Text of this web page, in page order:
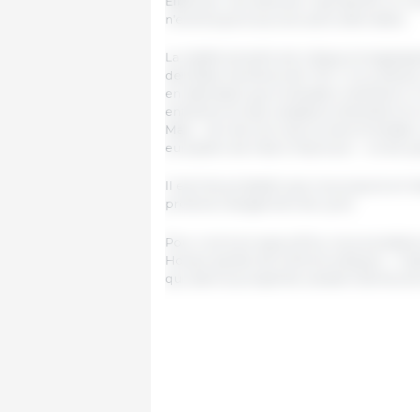
n’entrevoyons aucune autre alternative.
La réalité actuelle est critique et
des États membres de l’UE. Il n’y a
en attendant que la situation s’améliore.
entraîneront des cessations d’activité et
Mais… rien de tout cela ne sera immédiat.
européen est mise à l’épreuve — et de
Il est très probable que nous soyons en
profond changement de cycle.
Pour conclure aujourd’hui, nous
Horace (poète de la Rome antique) : «
qui, dans la prospérité, seraient demeurés